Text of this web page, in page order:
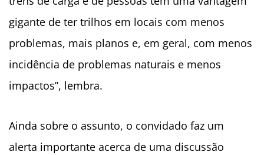
gigante de ter trilhos em locais com menos
problemas, mais planos e, em geral, com menos
incidência de problemas naturais e menos
impactos”, lembra.
Ainda sobre o assunto, o convidado faz um
alerta importante acerca de uma discussão